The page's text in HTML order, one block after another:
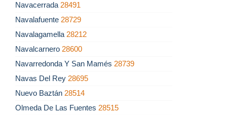
Navacerrada 28491
Navalafuente 28729
Navalagamella 28212
Navalcarnero 28600
Navarredonda Y San Mamés 28739
Navas Del Rey 28695
Nuevo Baztán 28514
Olmeda De Las Fuentes 28515